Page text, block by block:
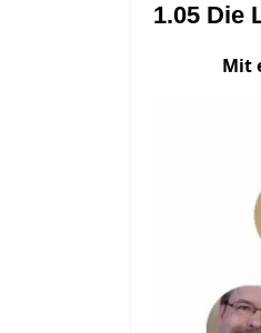
1.05 Die
Mit